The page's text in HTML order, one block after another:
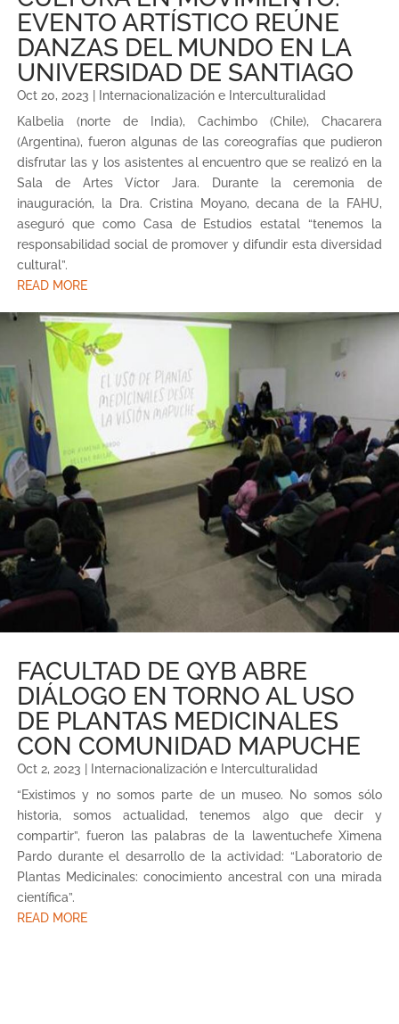
EVENTO ARTÍSTICO REÚNE
DANZAS DEL MUNDO EN LA
UNIVERSIDAD DE SANTIAGO
Oct 20, 2023
Internacionalización e Interculturalidad
Kalbelia (norte de India), Cachimbo (Chile), Chacarera
(Argentina), fueron algunas de las coreografías que pudieron
disfrutar las y los asistentes al encuentro que se realizó en la
Sala de Artes Víctor Jara. Durante la ceremonia de
inauguración, la Dra. Cristina Moyano, decana de la FAHU,
aseguró que como Casa de Estudios estatal “tenemos la
responsabilidad social de promover y difundir esta diversidad
cultural”.
READ MORE
FACULTAD DE QYB ABRE
DIÁLOGO EN TORNO AL USO
DE PLANTAS MEDICINALES
CON COMUNIDAD MAPUCHE
Oct 2, 2023
Internacionalización e Interculturalidad
“Existimos y no somos parte de un museo. No somos sólo
historia, somos actualidad, tenemos algo que decir y
compartir”, fueron las palabras de la lawentuchefe Ximena
Pardo durante el desarrollo de la actividad: “Laboratorio de
Plantas Medicinales: conocimiento ancestral con una mirada
científica”.
READ MORE